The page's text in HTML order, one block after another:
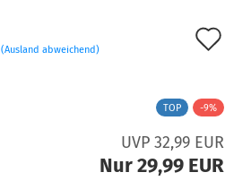
(Ausland abweichend)
TOP -9%
UVP 32,99 EUR
Nur 29,99 EUR